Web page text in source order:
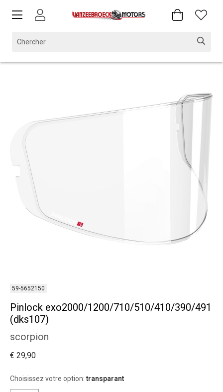
59-5652150
Pinlock exo2000/1200/710/510/410/390/491
(dks107)
scorpion
€ 29,90
Choisissez votre option:transparant